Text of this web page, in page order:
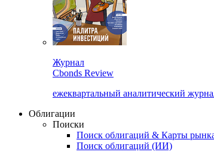
Журнал
Cbonds Review
ежеквартальный аналитический журнал